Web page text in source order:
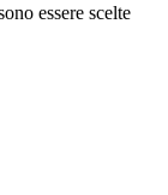
essere scelte